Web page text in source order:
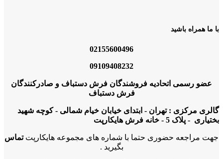
با ما همراه باشید
02155600496
09109408232
عضو رسمی اتحادیه فروشندگان فرش دستباف و صادرکنندگان
فرش دستباف
گالری مرکزی : تهران - ابتدای خیابان خیام شمالی - کوچه شهید
بختیاری - پلاک 5 - خانه فرش هایکارپت
جهت مراجعه حضوری حتما با شماره های مجموعه هایکارپتتماس
بگیرید .